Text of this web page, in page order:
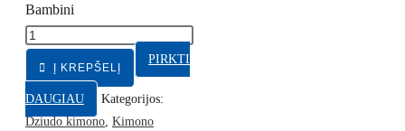
Bambini
Į KREPŠELĮ
PIRKTI
DAUGIAU
Kategorijos:
Dziudo kimono Kimono